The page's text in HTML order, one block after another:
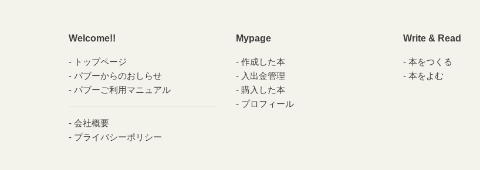
Welcome!!
トップページ
パブーからのおしらせ
パブーご利用マニュアル
会社概要
プライバシーポリシー
Mypage
作成した本
入出金管理
購入した本
プロフィール
Write & Read
本をつくる
本をよむ